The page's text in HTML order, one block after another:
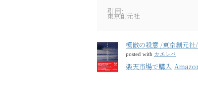
引用:
東京創元社
模倣の殺意 /東京創元社
posted with カエレバ
楽天市場で購入